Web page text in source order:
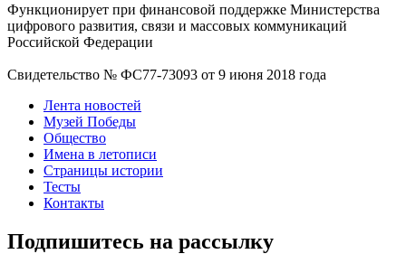
Функционирует при финансовой поддержке Министерства
цифрового развития, связи и массовых коммуникаций
Российской Федерации
Свидетельство № ФС77-73093 от 9 июня 2018 года
Лента новостей
Музей Победы
Общество
Имена в летописи
Страницы истории
Тесты
Контакты
Подпишитесь на рассылку